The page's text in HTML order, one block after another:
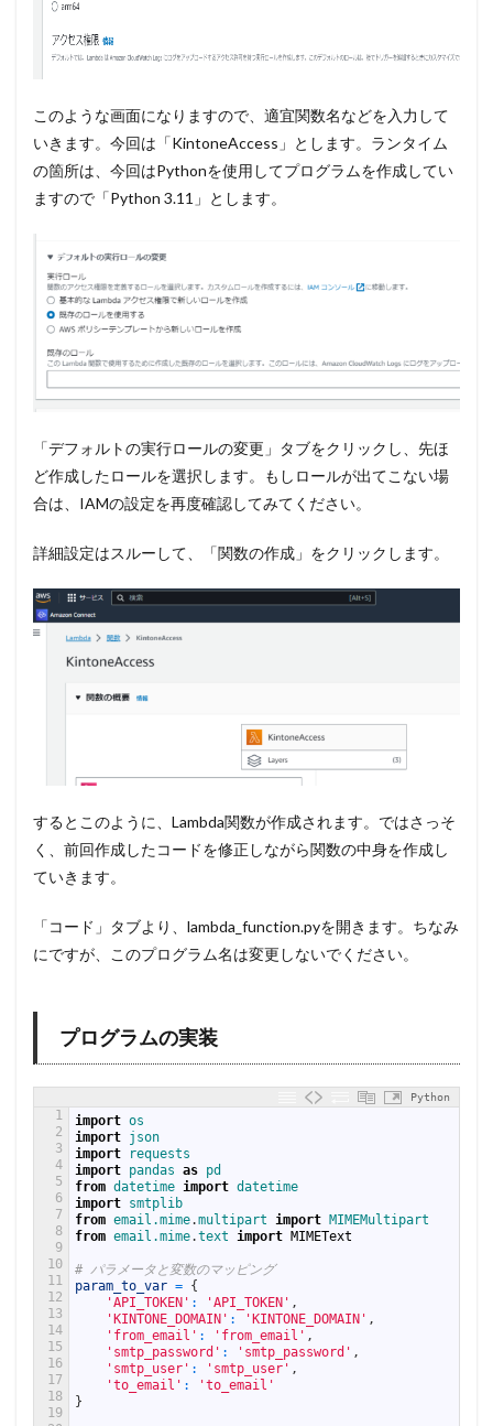
このような画面になりますので、適宜関数名などを入力して
いきます。今回は「KintoneAccess」とします。ランタイム
の箇所は、今回はPythonを使用してプログラムを作成してい
ますので「Python 3.11」とします。
「デフォルトの実行ロールの変更」タブをクリックし、先ほ
ど作成したロールを選択します。もしロールが出てこない場
合は、IAMの設定を再度確認してみてください。
詳細設定はスルーして、「関数の作成」をクリックします。
するとこのように、Lambda関数が作成されます。ではさっそ
く、前回作成したコードを修正しながら関数の中身を作成し
ていきます。
「コード」タブより、lambda_function.pyを開きます。ちなみ
にですが、このプログラム名は変更しないでください。
プログラムの実装
Python
1
2
3
4
5
6
7
8
9
10
11
12
13
14
15
16
17
18
19
import os
import json
import
requests
import pandas as pd
from datetime import datetime
import smtplib
from email.mime.multipart import MIMEMultipart
from email.mime.text import MIMEText
# パラメータと変数のマッピング
param_to_var = {
'API_TOKEN' : 'API_TOKEN' ,
'KINTONE_DOMAIN' : 'KINTONE_DOMAIN' ,
'from_email' : 'from_email' ,
'smtp_password' : 'smtp_password' ,
'smtp_user' : 'smtp_user' ,
'to_email' :
'to_email'
}